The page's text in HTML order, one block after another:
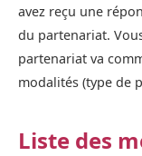
avez reçu une
du partenariat.
partenariat va
modalités (type de
Liste des